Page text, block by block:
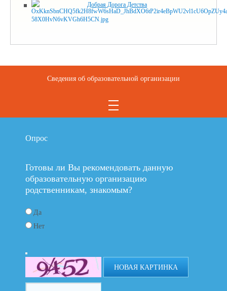
Добрая Дорога Детства
Сведения об образовательной организации
Опрос
Готовы ли Вы рекомендовать данную
образовательную организацию
родственникам, знакомым?
Да
Нет
НОВАЯ КАРТИНКА